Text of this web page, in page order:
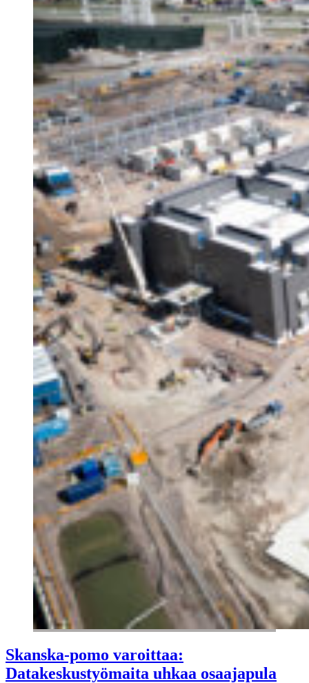
Skanska-pomo varoittaa:
Datakeskustyömaita uhkaa osaajapula